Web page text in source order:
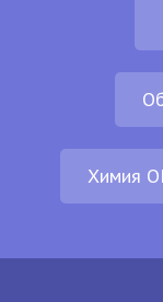
Химия